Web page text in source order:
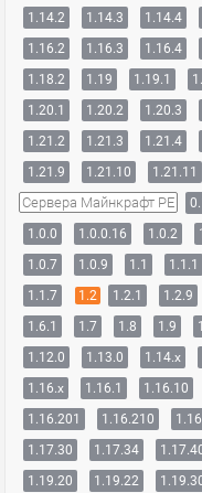
1.14.2
1.14.3 1.14.4
1.16.2
1.16.3 1.16.4
1.18.2
1.19 1.19.1
1.20.1
1.20.2 1.20.3
1.21.2
1.21.3 1.21.4
1.21.9
1.21.10 1.21.11
Сервера Майнкрафт PE
1.0.0
1.0.0.16 1.0.2
1.0.7
1.0.9 1.1 1.1.1
1.1.7
1.2 1.2.1 1.2.9
1.6.1
1.7 1.8 1.9
1.12.0
1.13.0 1.14.x
1.16.x
1.16.1 1.16.10
1.16.201
1.16.210
1.17.30
1.17.34
1.19.20
1.19.22